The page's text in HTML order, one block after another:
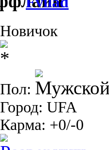
Новичок
Пол:
Город: UFA
Карма: +0/-0